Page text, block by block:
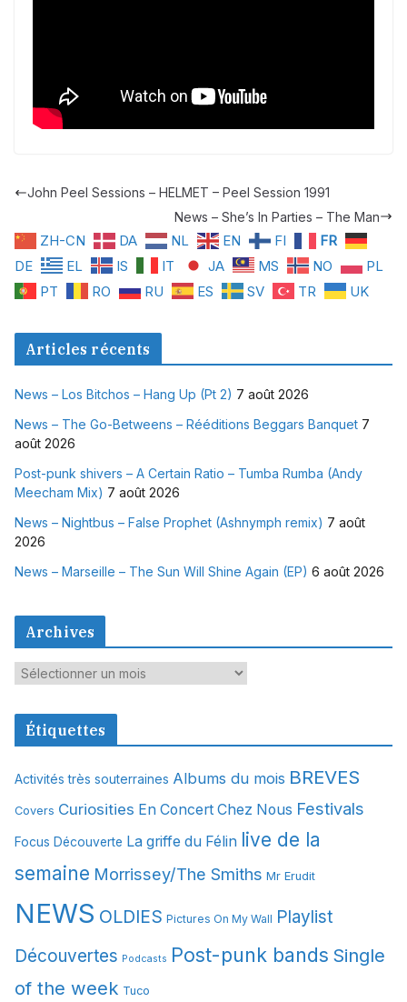
John Peel Sessions – HELMET – Peel Session 1991
News – She’s In Parties – The Man
ZH-CN DA NL EN FI
FR
DE
EL IS IT JA MS NO
PL
PT
RO RU ES SV TR UK
Articles récents
News – Los Bitchos – Hang Up (Pt 2) 7 août 2026
News – The Go-Betweens – Rééditions Beggars Banquet 7
août 2026
Post-punk shivers – A Certain Ratio – Tumba Rumba (Andy
Meecham Mix) 7 août 2026
News – Nightbus – False Prophet (Ashnymph remix) 7 août
2026
News – Marseille – The Sun Will Shine Again (EP) 6 août 2026
Archives
A
c
v
e
Étiquettes
Activités très souterraines Albums du mois BREVES
Covers Curiosities En Concert Chez Nous Festivals
Focus Découverte La griffe du Félin live de la
semaine Morrissey/The Smiths Mr Erudit
NEWS OLDIES Pictures On My Wall Playlist
Découvertes Podcasts Post-punk bands Single
of the week Tuco